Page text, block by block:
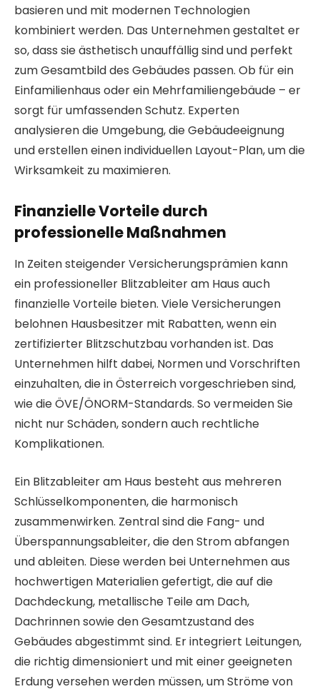
basieren und mit modernen Technologien
kombiniert werden. Das Unternehmen gestaltet er
so, dass sie ästhetisch unauffällig sind und perfekt
zum Gesamtbild des Gebäudes passen. Ob für ein
Einfamilienhaus oder ein Mehrfamiliengebäude – er
sorgt für umfassenden Schutz. Experten
analysieren die Umgebung, die Gebäudeeignung
und erstellen einen individuellen Layout-Plan, um die
Wirksamkeit zu maximieren.
Finanzielle Vorteile durch
professionelle Maßnahmen
In Zeiten steigender Versicherungsprämien kann
ein professioneller Blitzableiter am Haus auch
finanzielle Vorteile bieten. Viele Versicherungen
belohnen Hausbesitzer mit Rabatten, wenn ein
zertifizierter Blitzschutzbau vorhanden ist. Das
Unternehmen hilft dabei, Normen und Vorschriften
einzuhalten, die in Österreich vorgeschrieben sind,
wie die ÖVE/ÖNORM-Standards. So vermeiden Sie
nicht nur Schäden, sondern auch rechtliche
Komplikationen.
Ein Blitzableiter am Haus besteht aus mehreren
Schlüsselkomponenten, die harmonisch
zusammenwirken. Zentral sind die Fang- und
Überspannungsableiter, die den Strom abfangen
und ableiten. Diese werden bei Unternehmen aus
hochwertigen Materialien gefertigt, die auf die
Dachdeckung, metallische Teile am Dach,
Dachrinnen sowie den Gesamtzustand des
Gebäudes abgestimmt sind. Er integriert Leitungen,
die richtig dimensioniert und mit einer geeigneten
Erdung versehen werden müssen, um Ströme von